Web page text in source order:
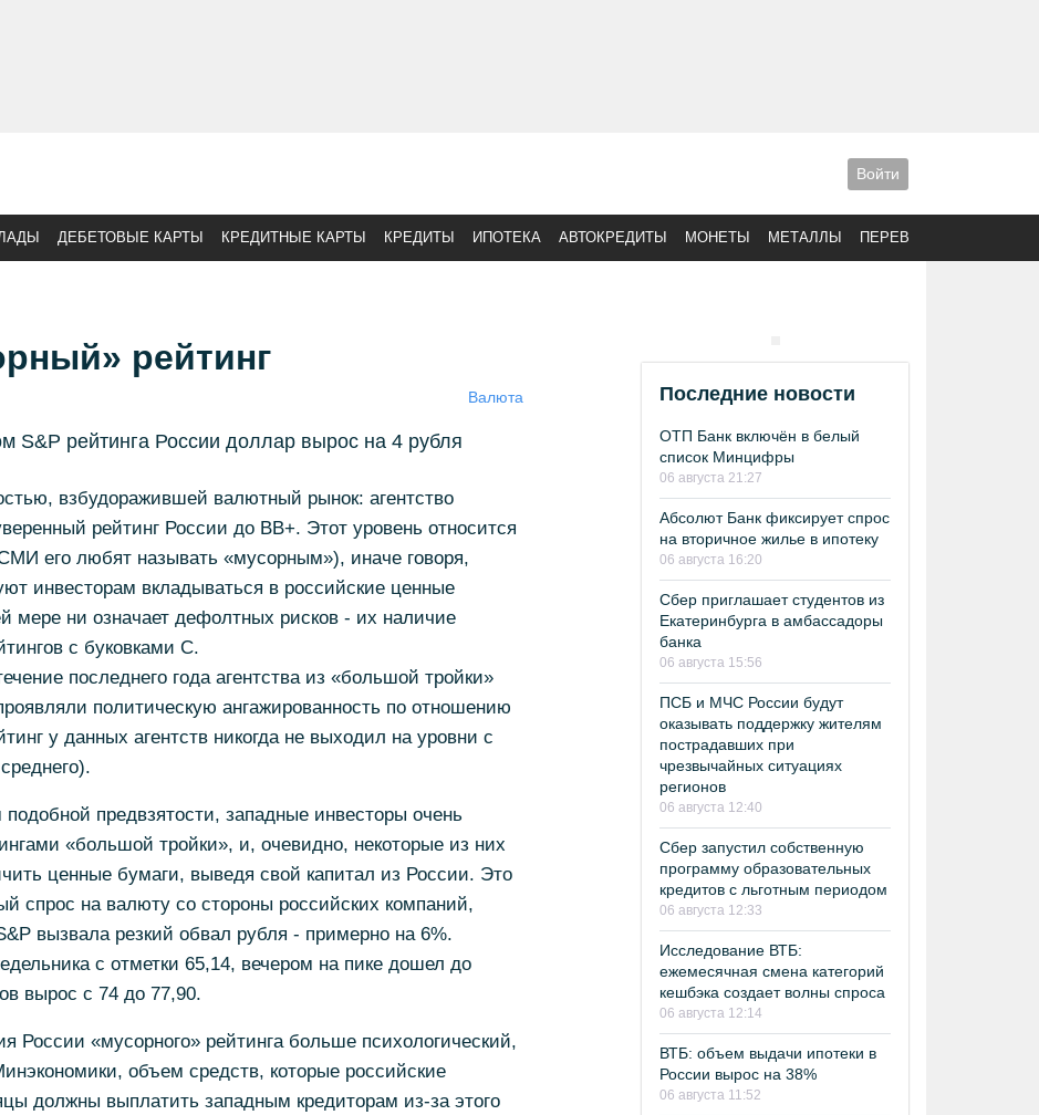
Войти
ДЕБЕТОВЫЕ КАРТЫ КРЕДИТНЫЕ КАРТЫ КРЕДИТЫ ИПОТЕКА АВТОКРЕДИТЫ МОНЕТЫ МЕТАЛЛЫ ПЕРЕВОДЫ
рейтинг
Валюта
S&P рейтинга России доллар вырос на 4 рубля
взбудоражившей валютный рынок: агентство
рейтинг России до ВВ+. Этот уровень относится
его любят называть «мусорным»), иначе говоря,
инвесторам вкладываться в российские ценные
мере ни означает дефолтных рисков - их наличие
с буковками С.
последнего года агентства из «большой тройки»
политическую ангажированность по отношению
у данных агентств никогда не выходил на уровни с
предвзятости, западные инвесторы очень
«большой тройки», и, очевидно, некоторые из них
ценные бумаги, выведя свой капитал из России. Это
спрос на валюту со стороны российских компаний,
вызвала резкий обвал рубля - примерно на 6%.
с отметки 65,14, вечером на пике дошел до
вырос с 74 до 77,90.
России «мусорного» рейтинга больше психологический,
объем средств, которые российские
должны выплатить западным кредиторам из-за этого
Последние новости
ОТП Банк включён в белый
список Минцифры
06 августа 21:27
Абсолют Банк фиксирует спрос
на вторичное жилье в ипотеку
06 августа 16:20
Сбер приглашает студентов из
Екатеринбурга в амбассадоры
банка
06 августа 15:56
ПСБ и МЧС России будут
оказывать поддержку жителям
пострадавших при
чрезвычайных ситуациях
регионов
06 августа 12:40
Сбер запустил собственную
программу образовательных
кредитов с льготным периодом
06 августа 12:33
Исследование ВТБ:
ежемесячная смена категорий
кешбэка создает волны спроса
06 августа 12:14
ВТБ: объем выдачи ипотеки в
России вырос на 38%
06 августа 11:52